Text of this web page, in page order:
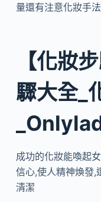
量還有注意化妝手
【化妝
驟大全_
成功的化妝能喚起
信心,使人精神煥發,
清潔